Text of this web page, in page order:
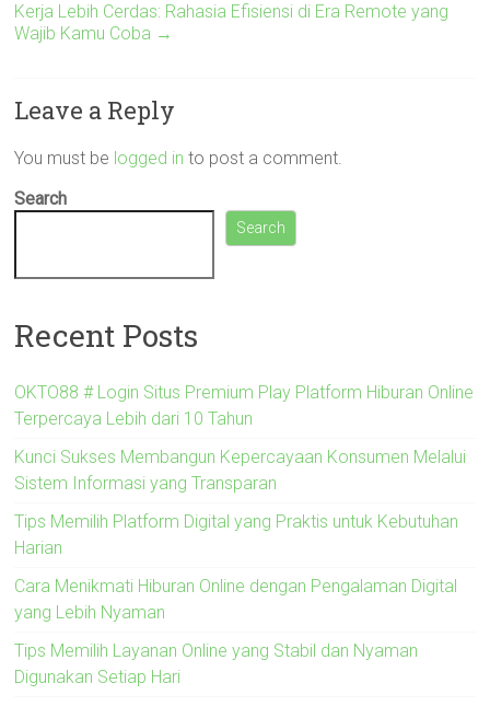
Kerja Lebih Cerdas: Rahasia Efisiensi di Era Remote yang
Wajib Kamu Coba →
Leave a Reply
You must be logged in to post a comment.
Search
Search
Recent Posts
OKTO88 # Login Situs Premium Play Platform Hiburan Online
Terpercaya Lebih dari 10 Tahun
Kunci Sukses Membangun Kepercayaan Konsumen Melalui
Sistem Informasi yang Transparan
Tips Memilih Platform Digital yang Praktis untuk Kebutuhan
Harian
Cara Menikmati Hiburan Online dengan Pengalaman Digital
yang Lebih Nyaman
Tips Memilih Layanan Online yang Stabil dan Nyaman
Digunakan Setiap Hari